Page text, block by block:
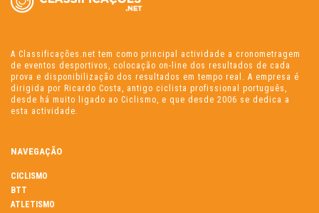
A Classificações.net tem como principal actividade a cronometragem
de eventos desportivos, colocação on-line dos resultados de cada
prova e disponibilização dos resultados em tempo real. A empresa é
dirigida por Ricardo Costa, antigo ciclista profissional português,
desde há muito ligado ao Ciclismo, e que desde 2006 se dedica a
esta actividade.
NAVEGAÇÃO
CICLISMO
BTT
ATLETISMO